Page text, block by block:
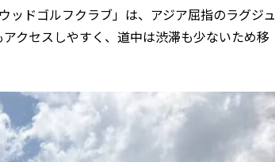
ッドゴルフクラブ」は、アジア屈指のラグジュ
クセスしやすく、道中は渋滞も少ないため移